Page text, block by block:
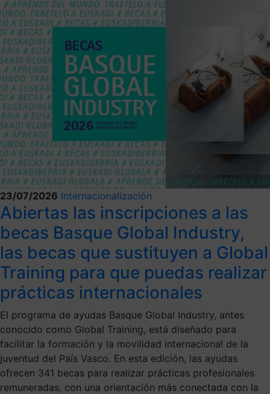
23/07/2026 Internacionalización
Abiertas las inscripciones a las
becas Basque Global Industry,
las becas que sustituyen a Global
Training para que puedas realizar
prácticas internacionales
El programa de ayudas Basque Global Industry, antes
conocido como Global Training, está diseñado para
facilitar la formación y la movilidad internacional de la
juventud del País Vasco. En esta edición, las ayudas
ofrecen 341 becas para realizar prácticas profesionales
remuneradas, con una orientación más conectada con la